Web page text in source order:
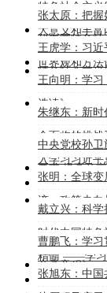
特色社会主
大意义和丰富
张太原：把
代中国特色社
世界观和方法
王虎学：习近
特色社会主义
王向明：学
选读》
朱继东：新
全面临的挑
入学习习近
识形态工作的
中央党校孙
要求 提高公
张明：全球
济、政策走向
戴立兴：科
时代中国特
精髓 ——学习
《专题摘编》
曹鹏飞：学
产党章程》
张旭东：中国